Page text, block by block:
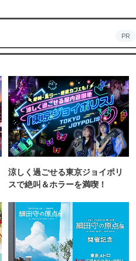
PR
涼しく過ごせる東京ジョイポリ
スで絶叫＆ホラーを満喫！